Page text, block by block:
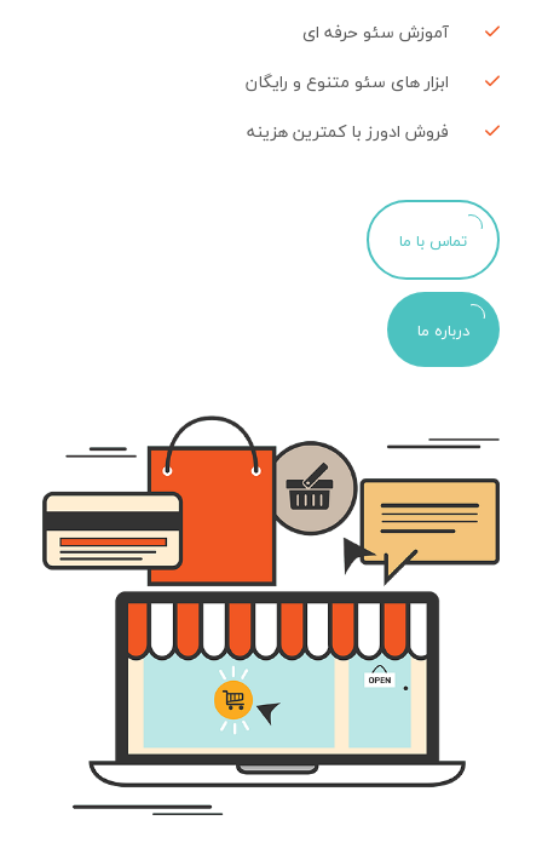
آموزش سئو حرفه ای
ابزار های سئو متنوع و رایگان
فروش ادورز با کمترین هزینه
تماس با ما
درباره ما